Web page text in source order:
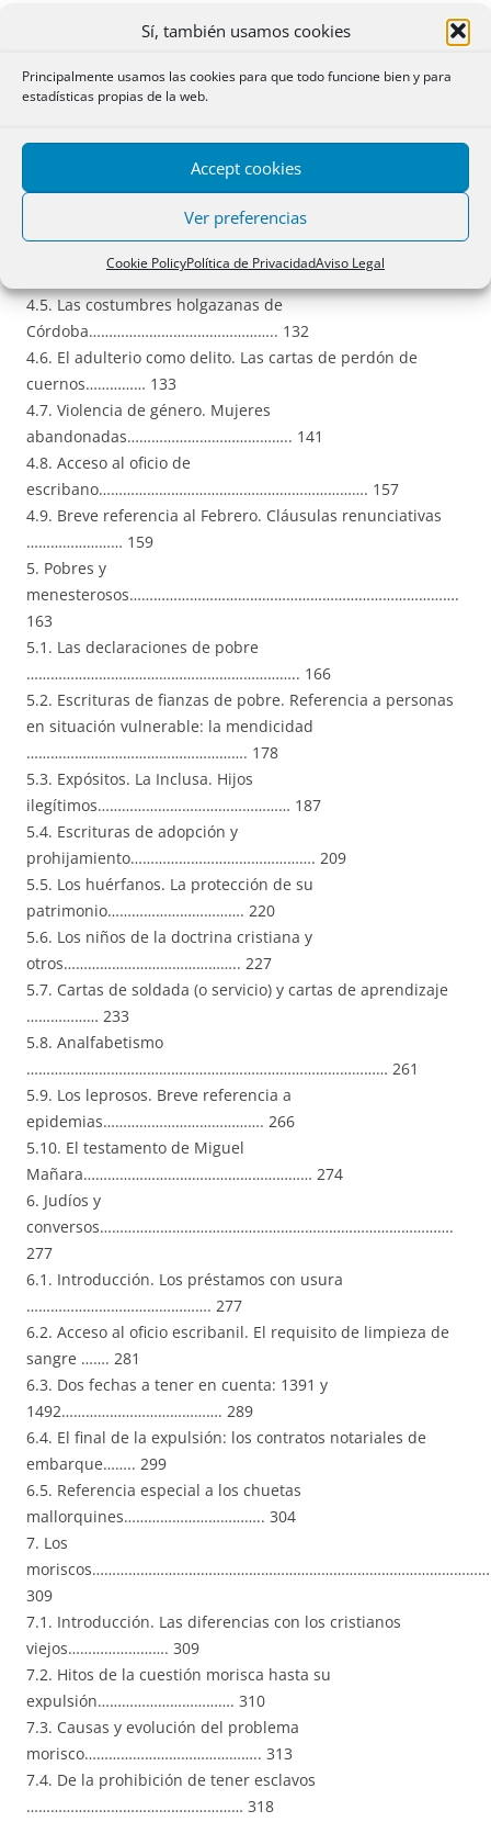
Sí, también usamos cookies
Principalmente usamos las cookies para que todo funcione bien y para
estadísticas propias de la web.
Accept cookies
Ver preferencias
Cookie PolicyPolítica de PrivacidadAviso Legal
educación………………………………………………………………………… 89
4.3. De la dote matrimonial. Matrimonios a trueque.
conventual……………………………………………………………………………..
4.4. La obligatoria virginidad. Mujeres espontaneadas.
4.5. Las costumbres holgazanas de
Córdoba……………………………………….. 132
4.6. El adulterio como delito. Las cartas de perdón de
cuernos…………… 133
4.7. Violencia de género. Mujeres
abandonadas………………………………….. 141
4.8. Acceso al oficio de
escribano…………………………………………………………. 157
4.9. Breve referencia al Febrero. Cláusulas renunciativas
…………………… 159
5. Pobres y
menesterosos……………………………………………………………………….
163
5.1. Las declaraciones de pobre
………………………………………………………….. 166
5.2. Escrituras de fianzas de pobre. Referencia a personas
en situación vulnerable: la mendicidad
………………………………………………. 178
5.3. Expósitos. La Inclusa. Hijos
ilegítimos………………………………………… 187
5.4. Escrituras de adopción y
prohijamiento………………………………………. 209
5.5. Los huérfanos. La protección de su
patrimonio……………………………. 220
5.6. Los niños de la doctrina cristiana y
otros…………………………………….. 227
5.7. Cartas de soldada (o servicio) y cartas de aprendizaje
……………… 233
5.8. Analfabetismo
……………………………………………………………………………… 261
5.9. Los leprosos. Breve referencia a
epidemias…………………………………. 266
5.10. El testamento de Miguel
Mañara………………………………………………… 274
6. Judíos y
conversos…………………………………………………………………………….
277
6.1. Introducción. Los préstamos con usura
………………………………………. 277
6.2. Acceso al oficio escribanil. El requisito de limpieza de
sangre ……. 281
6.3. Dos fechas a tener en cuenta: 1391 y
1492…………………………………. 289
6.4. El final de la expulsión: los contratos notariales de
embarque…….. 299
6.5. Referencia especial a los chuetas
mallorquines…………………………….. 304
7. Los
309
7.1. Introducción. Las diferencias con los cristianos
viejos……………………. 309
7.2. Hitos de la cuestión morisca hasta su
expulsión……………………………. 310
7.3. Causas y evolución del problema
morisco…………………………………….. 313
7.4. De la prohibición de tener esclavos
……………………………………………… 318